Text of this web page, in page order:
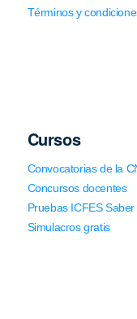
Términos y
Cursos
Convocatorias de la
Concursos docentes
Pruebas ICFES Saber
Simulacros gratis